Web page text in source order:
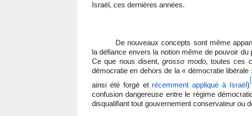
Israël, ces dernières années.
De nouveaux concepts sont même
la défiance envers la notion même de pouvoir
Ce que nous disent,grosso modo, toutes ces
démocratie en dehors de la « démocratie
ainsi été forgé et récemment appliqué à Israël)
confusion dangereuse entre le régime
disqualifiant tout gouvernement conservateur ou